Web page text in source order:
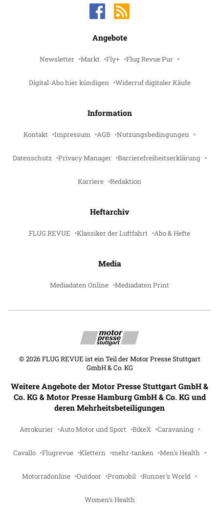
Angebote
Newsletter Markt Fly+ Flug Revue Pur
Digital-Abo hier kündigen Widerruf digitaler Käufe
Information
Kontakt Impressum AGB Nutzungsbedingungen
Datenschutz Privacy Manager Barrierefreiheitserklärung
Karriere Redaktion
Heftarchiv
FLUG REVUE Klassiker der Luftfahrt Abo & Hefte
Media
Mediadaten Online Mediadaten Print
© 2026 FLUG REVUE ist ein Teil der Motor Presse Stuttgart
GmbH & Co. KG
Weitere Angebote der Motor Presse Stuttgart GmbH &
Co. KG & Motor Presse Hamburg GmbH & Co. KG und
deren Mehrheitsbeteiligungen
Aerokurier Auto Motor und Sport BikeX Caravaning
Cavallo Flugrevue Klettern mehr-tanken Men's Health
Motorradonline Outdoor Promobil Runner's World
Women's Health